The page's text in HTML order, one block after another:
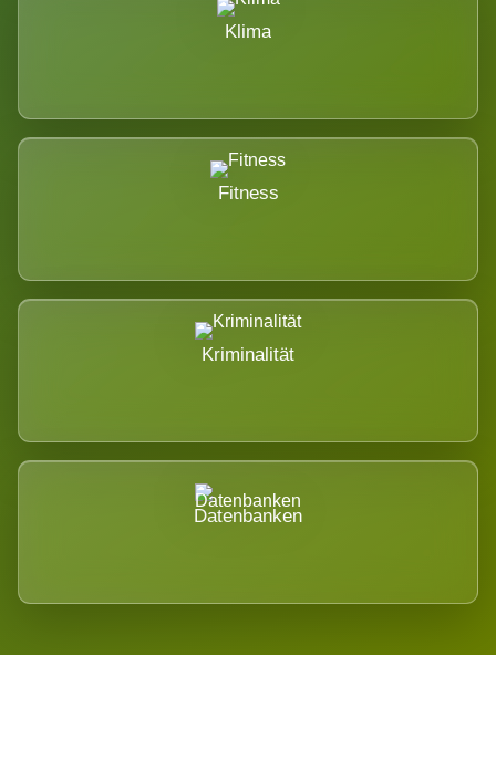
Klima
Fitness
Kriminalität
Datenbanken